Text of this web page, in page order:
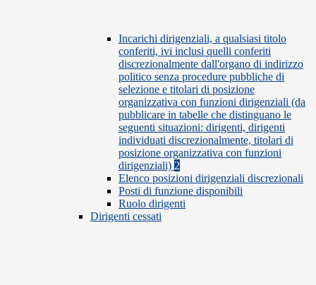
Incarichi dirigenziali, a qualsiasi titolo
conferiti, ivi inclusi quelli conferiti
discrezionalmente dall'organo di indirizzo
politico senza procedure pubbliche di
selezione e titolari di posizione
organizzativa con funzioni dirigenziali (da
pubblicare in tabelle che distinguano le
seguenti situazioni: dirigenti, dirigenti
individuati discrezionalmente, titolari di
posizione organizzativa con funzioni
dirigenziali) 2
Elenco posizioni dirigenziali discrezionali
Posti di funzione disponibili
Ruolo dirigenti
Dirigenti cessati